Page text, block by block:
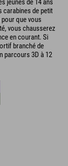
jeunes de 14 ans
carabines de petit
que vous
vous chausserez
en courant. Si
branché de
parcours 3D à 12